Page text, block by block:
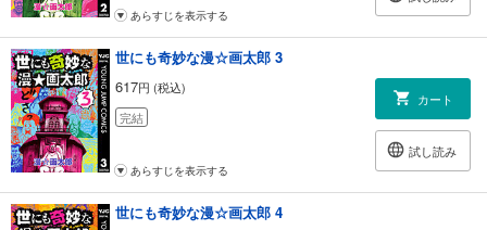
あらすじを表示する
世にも奇妙な漫☆画太郎 3
617円 (税込)
完結
カート
試し読み
あらすじを表示する
世にも奇妙な漫☆画太郎 4